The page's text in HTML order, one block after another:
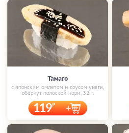
Тамаго
с японским омлетом и соусом унаги,
обёрнут полоской нори, 32 г.
119